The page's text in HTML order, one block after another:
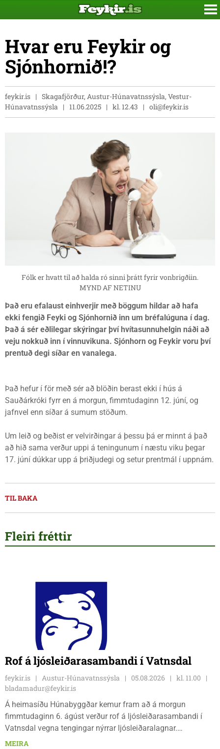
Hvar eru Feykir og
Sjónhornið!?
feykir.is
Skagafjörður, Austur-Húnavatnssýsla, Vestur-
Húnavatnssýsla
11.06.2025 kl. 12.43 oli@feykir.is
Fólk er hvatt til að halda ró sinni þrátt fyrir vonbrigðiin.
MYND AF NETINU
Það eru efalaust einhverjir með böggum hildar að hafa
ekki fengið Feyki og Sjónhornið inn um bréfalúguna í dag.
Það á sér eðlilegar skýringar því hvítasunnuhelgin náði að
veju nokkuð inn í vinnuvikuna. Sjónhorn og Feykir voru því
prentuð degi síðar en vanalega.
Það hefur í för með sér að blöðin berast ekki í hús á
Sauðárkróki fyrr en á morgun, fimmtudaginn 12. júní, og
jafnvel enn síðar á sumum stöðum.
Um leið og beðist er velvirðingar á þessu þá er minnt á það
að hið sama verður uppi á teningunum í næstu viku þegar
17. júní dúkkar upp á þriðjudegi og setur prentmál í uppnám.
TIL BAKA
Fleiri fréttir
Rof á ljósleiðarasambandi í Vatnsdal
feykir.is Austur-Húnavatnssýsla 05.08.2026
kl. 11.00
bladamadur@feykir.is
Á heimasíðu Húnabyggðar kemur fram að á morgun
fimmtudaginn 6. ágúst verður rof á ljósleiðarasambandi í
Vatnsdal vegna tengingar nýrrar ljósleiðaralagnar.
Ljósleiðarasambandið verður rofið á morgun fimmtudag
MEIRA